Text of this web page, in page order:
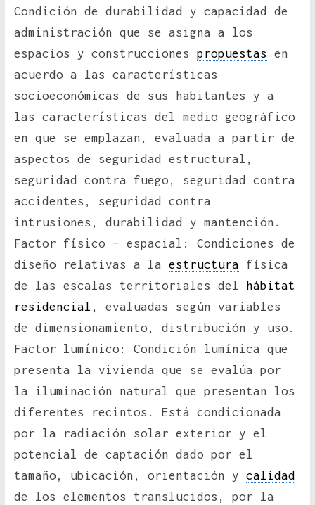
Condición de durabilidad y capacidad de
administración que se asigna a los
espacios y construcciones propuestas en
acuerdo a las características
socioeconómicas de sus habitantes y a
las características del medio geográfico
en que se emplazan, evaluada a partir de
aspectos de seguridad estructural,
seguridad contra fuego, seguridad contra
accidentes, seguridad contra
intrusiones, durabilidad y mantención.
Factor físico – espacial: Condiciones de
diseño relativas a la estructura física
de las escalas territoriales del
hábitat
residencial , evaluadas según variables
de dimensionamiento, distribución y uso.
Factor lumínico: Condición lumínica que
presenta la vivienda que se evalúa por
la iluminación natural que presentan los
diferentes recintos. Está condicionada
por la radiación solar exterior y el
potencial de captación dado por el
tamaño, ubicación, orientación y calidad
de los elementos translucidos, por la